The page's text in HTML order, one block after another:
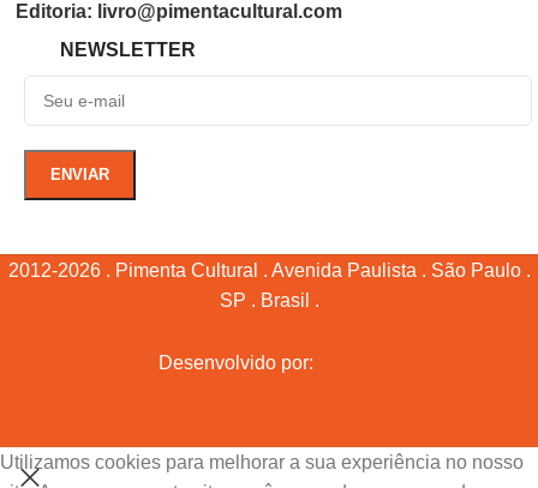
Editoria: livro@pimentacultural.com
NEWSLETTER
2012-2026 . Pimenta Cultural . Avenida Paulista . São Paulo .
SP . Brasil .
Desenvolvido por:
Utilizamos cookies para melhorar a sua experiência no nosso